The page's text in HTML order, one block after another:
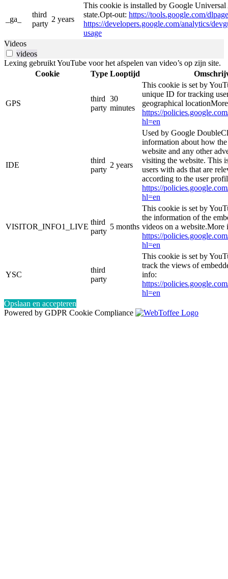
_ga_
third
party
2 years
This cookie is installed by Google Universal
state.Opt-out: https://tools.google.com/
https://developers.google.com/analytics/
usage
Videos
videos
Lexing gebruikt YouTube voor het afspelen van video’s op zijn site.
Cookie
Type Looptijd
GPS
third
party
30
minutes
This cookie is set by
unique ID for tracking
geographical
https://
hl=en
IDE
third
party
2 years
Used by Google
information about how the
website and any other
visiting the website. This
users with ads that are
according to the user
https://
hl=en
VISITOR_INFO1_LIVE
third
party
5 months
This cookie is set by
the information of the
videos on a website.More
https://
hl=en
YSC
third
party
This cookie is set by
track the views of
info:
https://
hl=en
Opslaan en accepteren
Powered by GDPR Cookie Compliance